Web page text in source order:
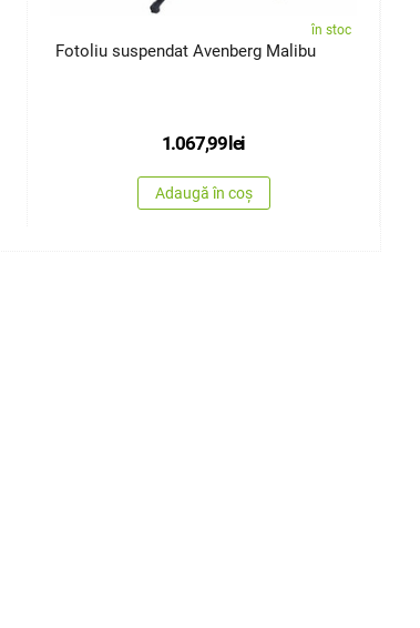
în stoc
Fotoliu suspendat Avenberg Malibu
1.067,99lei
Adaugă în coș